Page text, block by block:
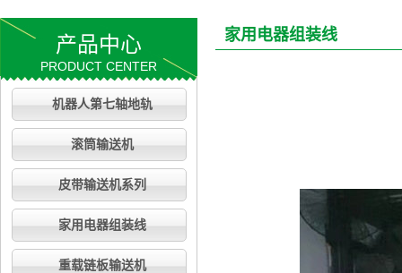
产品中心
PRODUCT CENTER
机器人第七轴地轨
滚筒输送机
皮带输送机系列
家用电器组装线
重载链板输送机
家用电器组装线